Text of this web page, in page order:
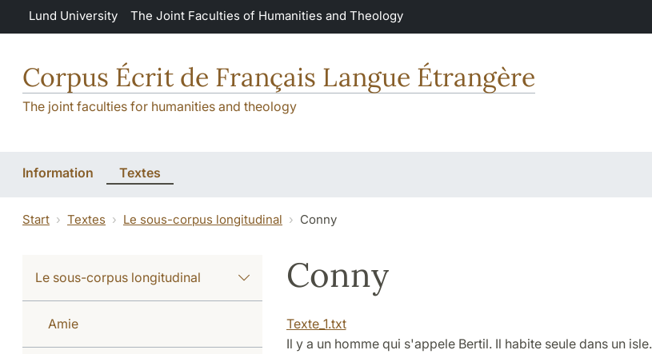
Skip to main content
Lund University The Joint Faculties of Humanities and Theology
Corpus Écrit de Français Langue Étrangère
The joint faculties for humanities and theology
Information Textes
Start Textes Le sous-corpus longitudinal Conny
Le sous-corpus longitudinal
Amie
Conny
Texte_1.txt
Il y a un homme qui s'appele Bertil. Il habite seule dans un